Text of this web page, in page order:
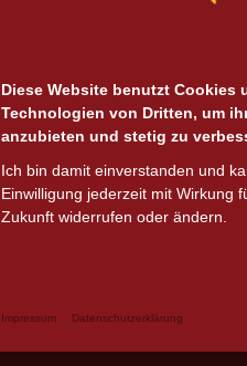
Diese Website benutzt Cookies
Technologien von Dritten, um
anzubieten und stetig zu
Ich bin damit einverstanden und
Einwilligung jederzeit mit Wirkung
Zukunft widerrufen oder ändern.
Impressum Datenschutzerklärung